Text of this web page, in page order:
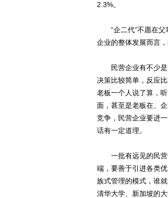
2.3%。
“企二代”不愿在父
企业的整体发展而言
民营企业有不少是
决策比较简单，反应
老板一个人说了算，
面，甚至是老板在、
竞争，民营企业要进
话有一定道理。
一批有远见的民营
端，要善于引进各类
族式管理的模式，谁
清华大学、新加坡的